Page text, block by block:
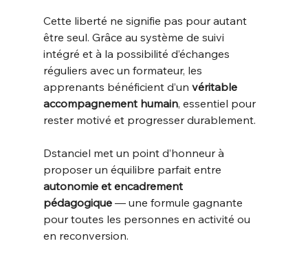
Cette liberté ne signifie pas pour autant
être seul. Grâce au système de suivi
intégré et à la possibilité d’échanges
réguliers avec un formateur, les
apprenants bénéficient d’un véritable
accompagnement humain, essentiel pour
rester motivé et progresser durablement.
Dstanciel met un point d’honneur à
proposer un équilibre parfait entre
autonomie et encadrement
pédagogique — une formule gagnante
pour toutes les personnes en activité ou
en reconversion.